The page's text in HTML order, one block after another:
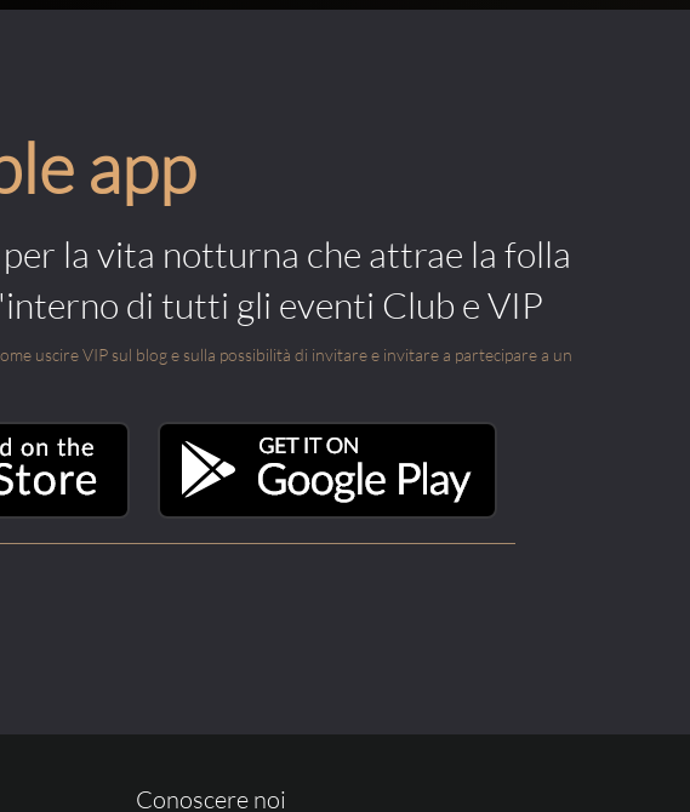
app
per la vita notturna che attrae la folla
di tutti gli eventi Club e VIP
uscire VIP sul blog e sulla possibilità di invitare e invitare a partecipare a un
Conoscere noi